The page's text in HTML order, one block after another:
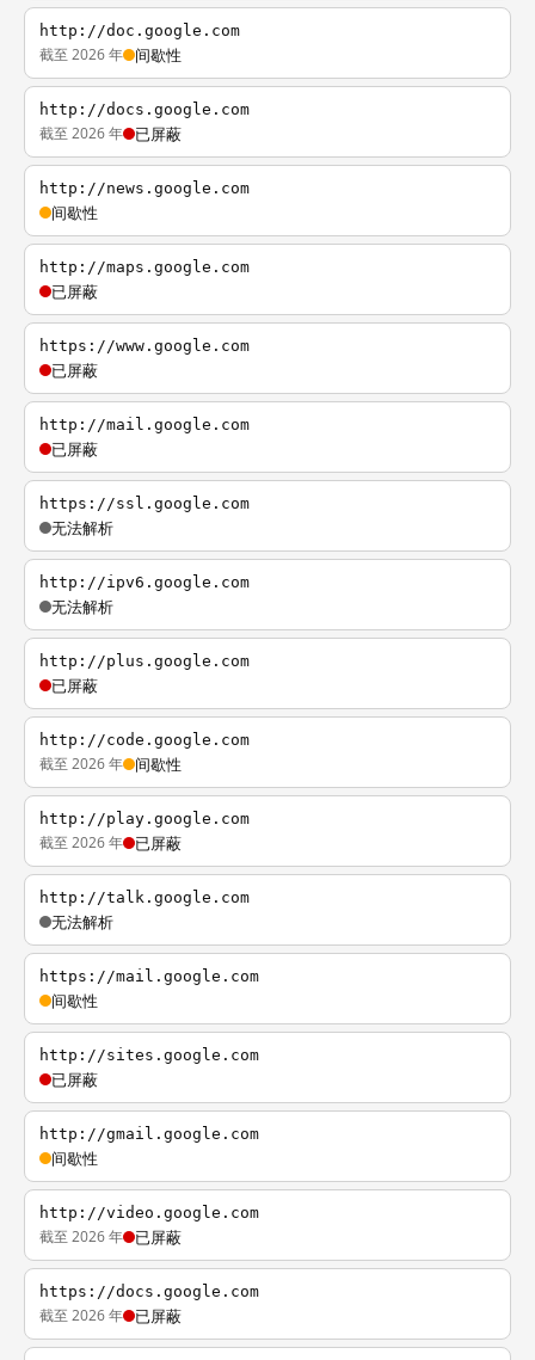
http://doc.google.com
截至 2026 年 间歇性
http://docs.google.com
截至 2026 年 已屏蔽
http://news.google.com
间歇性
http://maps.google.com
已屏蔽
https://www.google.com
已屏蔽
http://mail.google.com
已屏蔽
https://ssl.google.com
无法解析
http://ipv6.google.com
无法解析
http://plus.google.com
已屏蔽
http://code.google.com
截至 2026 年 间歇性
http://play.google.com
截至 2026 年 已屏蔽
http://talk.google.com
无法解析
https://mail.google.com
间歇性
http://sites.google.com
已屏蔽
http://gmail.google.com
间歇性
http://video.google.com
截至 2026 年 已屏蔽
https://docs.google.com
截至 2026 年 已屏蔽